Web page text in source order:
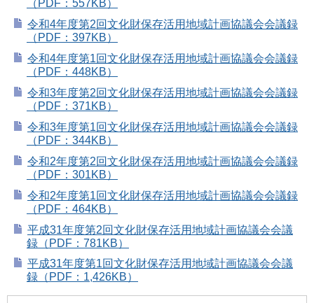
（PDF：557KB）
令和4年度第2回文化財保存活用地域計画協議会会議録
（PDF：397KB）
令和4年度第1回文化財保存活用地域計画協議会会議録
（PDF：448KB）
令和3年度第2回文化財保存活用地域計画協議会会議録
（PDF：371KB）
令和3年度第1回文化財保存活用地域計画協議会会議録
（PDF：344KB）
令和2年度第2回文化財保存活用地域計画協議会会議録
（PDF：301KB）
令和2年度第1回文化財保存活用地域計画協議会会議録
（PDF：464KB）
平成31年度第2回文化財保存活用地域計画協議会会議
録（PDF：781KB）
平成31年度第1回文化財保存活用地域計画協議会会議
録（PDF：1,426KB）